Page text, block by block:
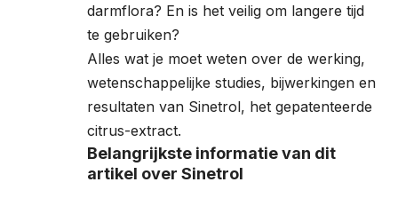
darmflora? En is het veilig om langere tijd
te gebruiken?
Alles wat je moet weten over de werking,
wetenschappelijke studies, bijwerkingen en
resultaten van Sinetrol, het gepatenteerde
citrus-extract.
Belangrijkste informatie van dit
artikel over Sinetrol